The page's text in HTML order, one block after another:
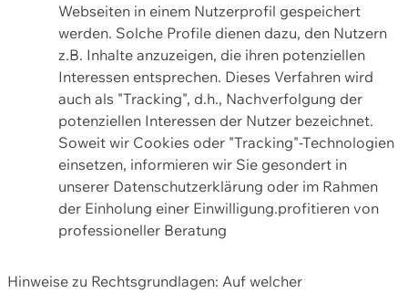
Webseiten in einem Nutzerprofil gespeichert
werden. Solche Profile dienen dazu, den Nutzern
z.B. Inhalte anzuzeigen, die ihren potenziellen
Interessen entsprechen. Dieses Verfahren wird
auch als "Tracking", d.h., Nachverfolgung der
potenziellen Interessen der Nutzer bezeichnet.
Soweit wir Cookies oder "Tracking"-Technologien
einsetzen, informieren wir Sie gesondert in
unserer Datenschutzerklärung oder im Rahmen
der Einholung einer Einwilligung.profitieren von
professioneller Beratung
Hinweise zu Rechtsgrundlagen: Auf welcher